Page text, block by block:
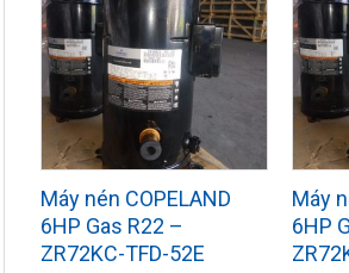
Máy nén COPELAND
6HP Gas R22 –
ZR72KC-TFD-52E
Máy
6HP